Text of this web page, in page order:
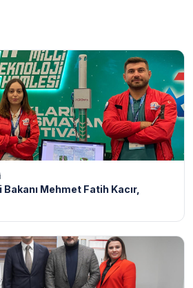
Mehmet Fatih Kacır,